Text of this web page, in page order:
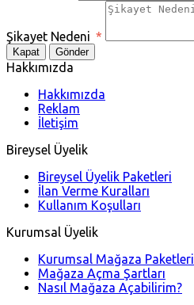
Şikayet Nedeni *
Kapat Gönder
Hakkımızda
Hakkımızda
Reklam
İletişim
Bireysel Üyelik
Bireysel Üyelik Paketleri
İlan Verme Kuralları
Kullanım Koşulları
Kurumsal Üyelik
Kurumsal Mağaza Paketleri
Mağaza Açma Şartları
Nasıl Mağaza Açabilirim?